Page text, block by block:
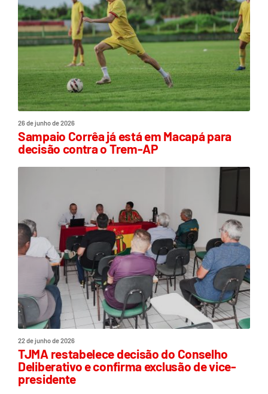
26 de junho de 2026
Sampaio Corrêa já está em Macapá para
decisão contra o Trem-AP
22 de junho de 2026
TJMA restabelece decisão do Conselho
Deliberativo e confirma exclusão de vice-
presidente